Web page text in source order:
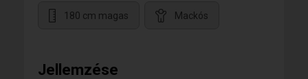
180 cm magas Mackós
Jellemzése